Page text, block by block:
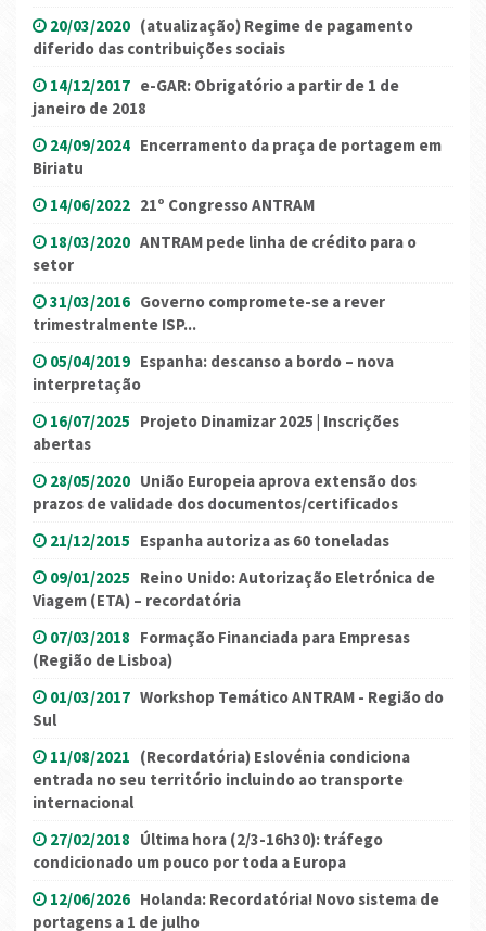
20/03/2020 (atualização) Regime de pagamento
diferido das contribuições sociais
14/12/2017 e-GAR: Obrigatório a partir de 1 de
janeiro de 2018
24/09/2024 Encerramento da praça de portagem em
Biriatu
14/06/2022 21º Congresso ANTRAM
18/03/2020 ANTRAM pede linha de crédito para o
setor
31/03/2016 Governo compromete-se a rever
trimestralmente ISP...
05/04/2019 Espanha: descanso a bordo – nova
interpretação
16/07/2025 Projeto Dinamizar 2025 | Inscrições
abertas
28/05/2020 União Europeia aprova extensão dos
prazos de validade dos documentos/certificados
21/12/2015 Espanha autoriza as 60 toneladas
09/01/2025 Reino Unido: Autorização Eletrónica de
Viagem (ETA) – recordatória
07/03/2018 Formação Financiada para Empresas
(Região de Lisboa)
01/03/2017 Workshop Temático ANTRAM - Região do
Sul
11/08/2021 (Recordatória) Eslovénia condiciona
entrada no seu território incluindo ao transporte
internacional
27/02/2018 Última hora (2/3-16h30): tráfego
condicionado um pouco por toda a Europa
12/06/2026 Holanda: Recordatória! Novo sistema de
portagens a 1 de julho